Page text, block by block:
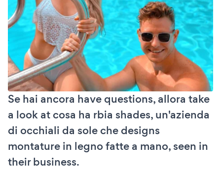
Se hai ancora have questions, allora take
a look at cosa ha rbia shades, un'azienda
di occhiali da sole che designs
montature in legno fatte a mano, seen in
their business.